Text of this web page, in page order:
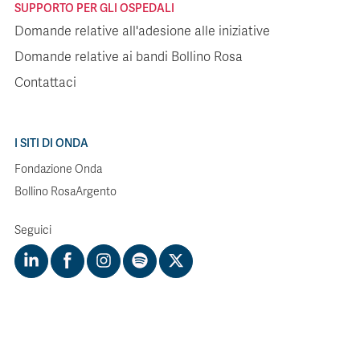
SUPPORTO PER GLI OSPEDALI
Domande relative all'adesione alle iniziative
Domande relative ai bandi Bollino Rosa
Contattaci
I SITI DI ONDA
Fondazione Onda
Bollino RosaArgento
Seguici